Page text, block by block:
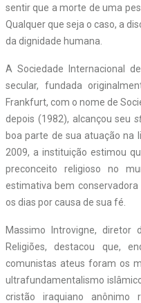
sentir que a morte de uma
Qualquer que seja o caso, a
da dignidade humana.
A Sociedade Internacional
secular, fundada
Frankfurt, com o nome de
depois (1982), alcançou seu
boa parte de sua atuação na
2009, a instituição estimou
preconceito religioso no
estimativa bem
os dias por causa de sua fé.
Massimo Introvigne, diretor
Religiões, destacou que,
comunistas ateus foram os
ultrafundamentalismo
cristão iraquiano anônimo